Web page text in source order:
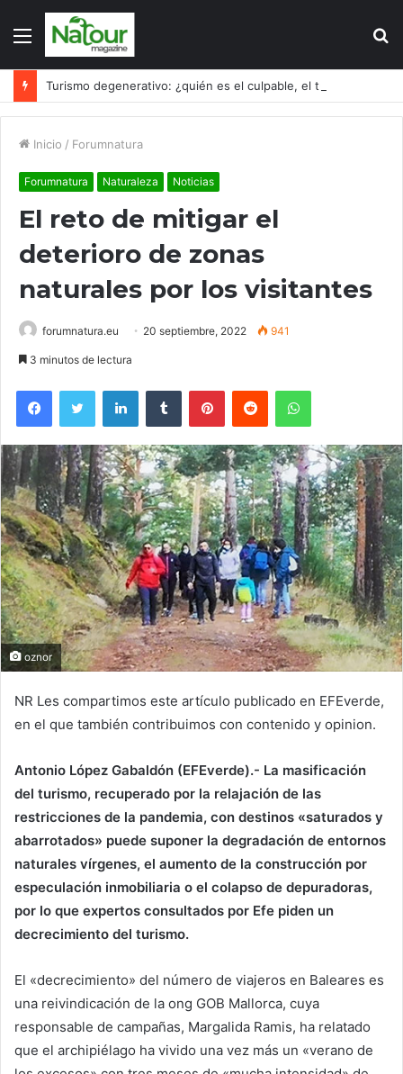
Menú
Inicio / Forumnatura
Forumnatura Naturaleza Noticias
El reto de mitigar el
deterioro de zonas
naturales por los visitantes
forumnatura.eu 20 septiembre, 2022 941
3 minutos de lectura
FacebookTwitter LinkedInTumblr PinterestReddit WhatsApp
oznor
NR Les compartimos este artículo publicado en EFEverde,
en el que también contribuimos con contenido y opinion.
Antonio López Gabaldón (EFEverde).- La masificación
del turismo, recuperado por la relajación de las
restricciones de la pandemia, con destinos «saturados y
abarrotados» puede suponer la degradación de entornos
naturales vírgenes, el aumento de la construcción por
especulación inmobiliaria o el colapso de depuradoras,
por lo que expertos consultados por Efe piden un
decrecimiento del turismo.
El «decrecimiento» del número de viajeros en Baleares es
una reivindicación de la ong GOB Mallorca, cuya
responsable de campañas, Margalida Ramis, ha relatado
que el archipiélago ha vivido una vez más un «verano de